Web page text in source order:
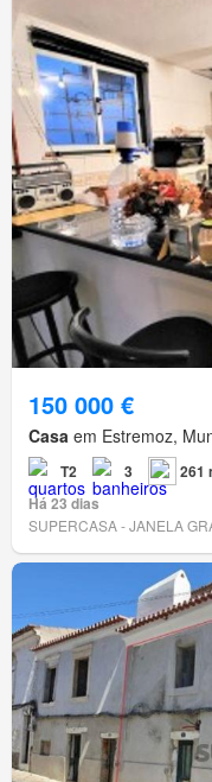
150 000 €
Casa em Estremoz,
T2 3
261
Há 23 dias